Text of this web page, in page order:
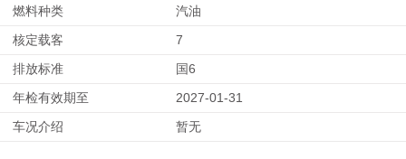
燃料种类
汽油
核定载客
7
排放标准
国6
年检有效期至
2027-01-31
车况介绍
暂无